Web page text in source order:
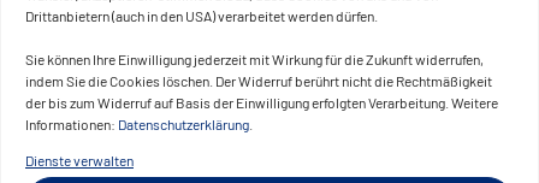
Drittanbietern (auch in den USA) verarbeitet werden dürfen.
Sie können Ihre Einwilligung jederzeit mit Wirkung für die Zukunft widerrufen,
indem Sie die Cookies löschen. Der Widerruf berührt nicht die Rechtmäßigkeit
der bis zum Widerruf auf Basis der Einwilligung erfolgten Verarbeitung. Weitere
Informationen: Datenschutzerklärung
Dienste verwalten